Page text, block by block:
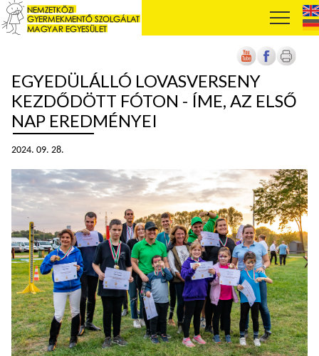
EGYEDÜLÁLLÓ LOVASVERSENY
KEZDŐDÖTT FÓTON - ÍME, AZ ELSŐ
NAP EREDMÉNYEI
2024. 09. 28.